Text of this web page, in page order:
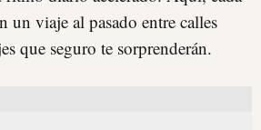
un viaje al pasado entre calles
que seguro te sorprenderán.